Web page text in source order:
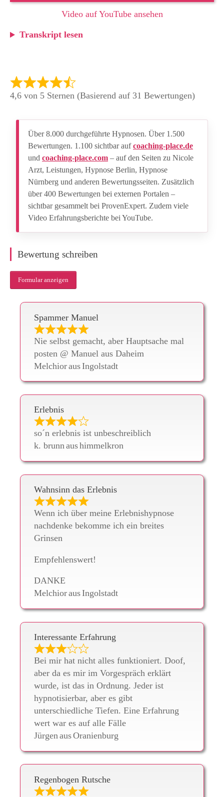
Video auf YouTube ansehen
Transkript lesen
4,6 von 5 Sternen (Basierend auf 31 Bewertungen)
Über 8.000 durchgeführte Hypnosen. Über 1.500
Bewertungen. 1.100 sichtbar aufcoaching-place.de
und coaching-place.com – auf den Seiten zu Nicole
Arzt, Leistungen, Hypnose Berlin, Hypnose
Nürnberg und anderen Bewertungsseiten. Zusätzlich
über 400 Bewertungen bei externen Portalen –
sichtbar gesammelt bei ProvenExpert. Zudem viele
Video Erfahrungsberichte bei YouTube.
Bewertung schreiben
Formular anzeigen
Spammer Manuel
Nie selbst gemacht, aber Hauptsache mal
posten @ Manuel aus Daheim
MelchiorausIngolstadt
Erlebnis
so´n erlebnis ist unbeschreiblich
k. brunnaushimmelkron
Wahnsinn das Erlebnis
Wenn ich über meine Erlebnishypnose
nachdenke bekomme ich ein breites
Grinsen
Empfehlenswert!
DANKE
MelchiorausIngolstadt
Interessante Erfahrung
Bei mir hat nicht alles funktioniert. Doof,
aber da es mir im Vorgespräch erklärt
wurde, ist das in Ordnung. Jeder ist
hypnotisierbar, aber es gibt
unterschiedliche Tiefen. Eine Erfahrung
wert war es auf alle Fälle
JürgenausOranienburg
Regenbogen Rutsche